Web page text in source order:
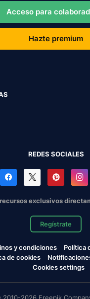
Acceso para
Hazte premium
REDES SOCIALES
exclusivos
Regístrate
y condiciones
Política
de cookies
Cookies settings